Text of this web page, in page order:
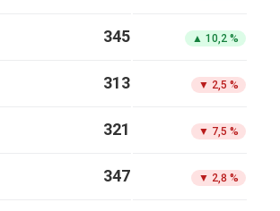
345 ▲ 10,2 %
313 ▼ 2,5 %
321 ▼ 7,5 %
347 ▼ 2,8 %